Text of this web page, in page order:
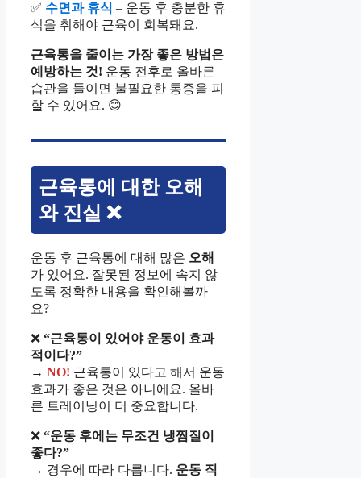
✅ 수면과 휴식 – 운동 후 충분한 휴
식을 취해야 근육이 회복돼요.
근육통을 줄이는 가장 좋은 방법은
예방하는 것! 운동 전후로 올바른
습관을 들이면 불필요한 통증을 피
할 수 있어요. 😊
근육통에 대한 오해
와 진실 ❌
운동 후 근육통에 대해 많은 오해
가 있어요. 잘못된 정보에 속지 않
도록 정확한 내용을 확인해볼까
요?
❌ “근육통이 있어야 운동이 효과
적이다?”
→ NO! 근육통이 있다고 해서 운동
효과가 좋은 것은 아니에요. 올바
른 트레이닝이 더 중요합니다.
❌ “운동 후에는 무조건 냉찜질이
좋다?”
→ 경우에 따라 다릅니다. 운동 직